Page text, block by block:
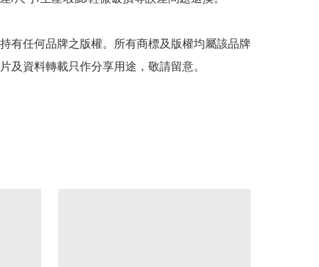
有任何品牌之版權。所有商標及版權均屬該品牌
及資料轉載只作分享用途，敬請留意。